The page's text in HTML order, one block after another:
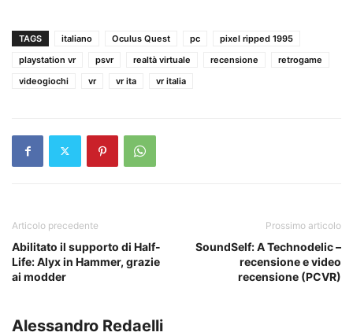
TAGS italiano Oculus Quest pc
pixel ripped 1995
playstation vr
psvr realtà virtuale recensione
retrogame
videogiochi
vr vr ita vr italia
Articolo precedente
Abilitato il supporto di Half-
Life: Alyx in Hammer, grazie
ai modder
Prossimo articolo
SoundSelf: A Technodelic –
recensione e video
recensione (PCVR)
Alessandro Redaelli